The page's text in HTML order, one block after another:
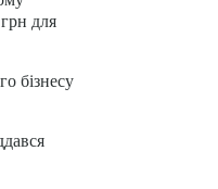
для
бізнесу